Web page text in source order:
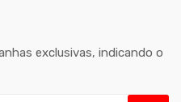
exclusivas, indicando o